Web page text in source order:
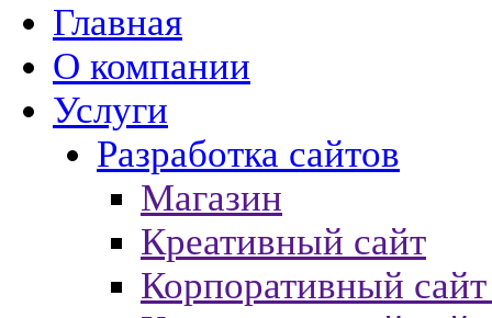
Главная
О компании
Услуги
Разработка сайтов
Магазин
Креативный сайт
Корпоративный